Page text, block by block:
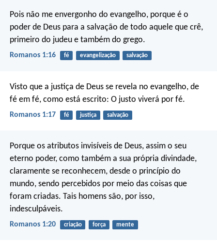
Pois não me envergonho do evangelho, porque é o
poder de Deus para a salvação de todo aquele que crê,
primeiro do judeu e também do grego.
Romanos 1:16 fé evangelização salvação
Visto que a justiça de Deus se revela no evangelho, de
fé em fé, como está escrito: O justo viverá por fé.
Romanos 1:17 fé justiça salvação
Porque os atributos invisíveis de Deus, assim o seu
eterno poder, como também a sua própria divindade,
claramente se reconhecem, desde o princípio do
mundo, sendo percebidos por meio das coisas que
foram criadas. Tais homens são, por isso,
indesculpáveis.
Romanos 1:20 criação força mente